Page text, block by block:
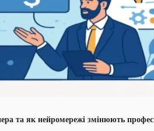
та як нейромережі змінюють